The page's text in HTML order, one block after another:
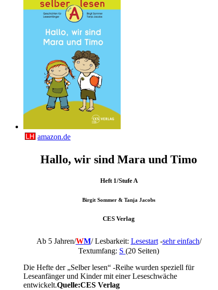
amazon.de
Hallo, wir sind Mara und Timo
Heft 1/Stufe A
Birgit Sommer & Tanja Jacobs
CES Verlag
Ab 5 Jahren/WM/Lesbarkeit: Lesestart-sehr einfach/
Textumfang: S (20 Seiten)
Die Hefte der „Selber lesen“ -Reihe wurden speziell für
Leseanfänger und Kinder mit einer Leseschwäche
entwickelt.Quelle:CES Verlag